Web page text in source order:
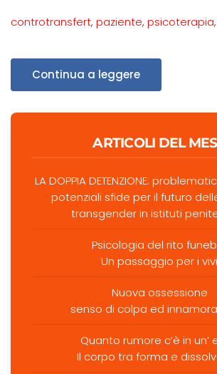
controtransfert, paziente, psicoterapia,
Continua a leggere
ARTICOLI DEL
LA DOPPIA DETENZIONE:
potenziali sfide per il futuro
transgender in istituti
Psicologia del rito
Un passaggio per i vivi
Nuova ossessione
senso di colpa ed
Quanto rumore c’è in un’
Il corpo tra forma e